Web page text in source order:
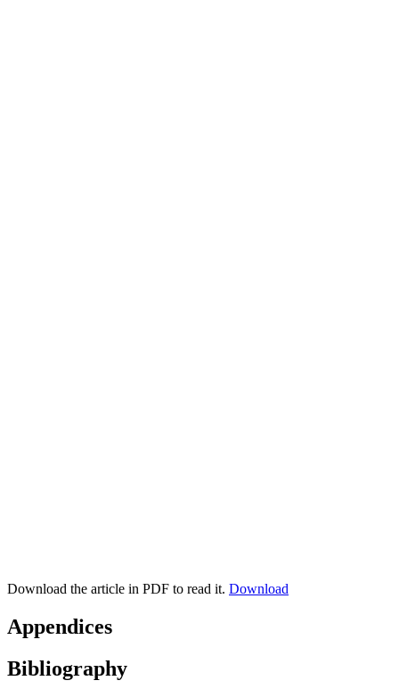
Download the article in PDF to read it. Download
Appendices
Bibliography